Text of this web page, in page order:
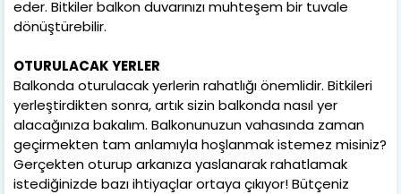
eder. Bitkiler balkon duvarınızı muhteşem bir tuvale
dönüştürebilir.
OTURULACAK YERLER
Balkonda oturulacak yerlerin rahatlığı önemlidir. Bitkileri
yerleştirdikten sonra, artık sizin balkonda nasıl yer
alacağınıza bakalım. Balkonunuzun vahasında zaman
geçirmekten tam anlamıyla hoşlanmak istemez misiniz?
Gerçekten oturup arkanıza yaslanarak rahatlamak
istediğinizde bazı ihtiyaçlar ortaya çıkıyor! Bütçeniz